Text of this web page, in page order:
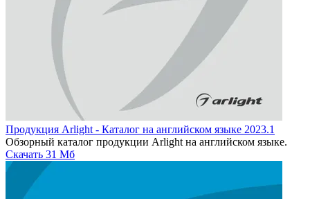
Продукция Arlight - Каталог на английском языке 2023.1
Обзорный каталог продукции Arlight на английском языке.
Скачать 31 Мб